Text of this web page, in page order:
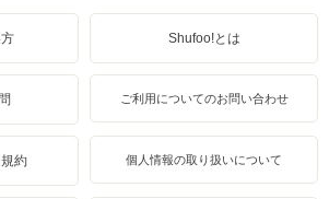
Shufoo!とは
ご利用についてのお問い合わせ
約 個人情報の取り扱いについて